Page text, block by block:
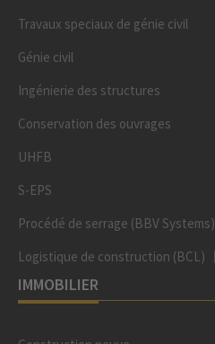
Travaux speciaux de génie civil
Génie civil
Ingénierie des structures
Conservation des ouvrages
UHFB
S-EPS
Procédé de serrage (BBV Systems)
Logistique de construction (BCL)
IMMOBILIER